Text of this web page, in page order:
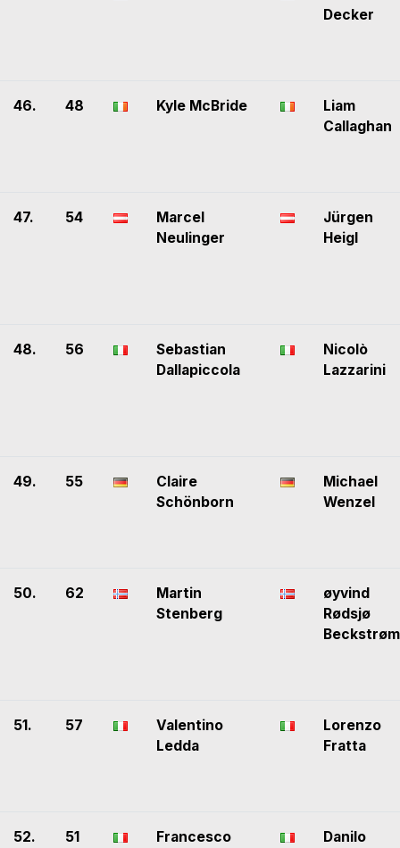
Decker
46. 48 Kyle McBride
Liam
Callaghan
47. 54
Marcel
Neulinger
Jürgen
Heigl
48. 56
Sebastian
Dallapiccola
Nicolò
Lazzarini
49. 55
Claire
Schönborn
Michael
Wenzel
50. 62
Martin
Stenberg
øyvind
Rødsjø
Beckstrøm
51. 57
Valentino
Ledda
Lorenzo
Fratta
52. 51
Francesco
Danilo